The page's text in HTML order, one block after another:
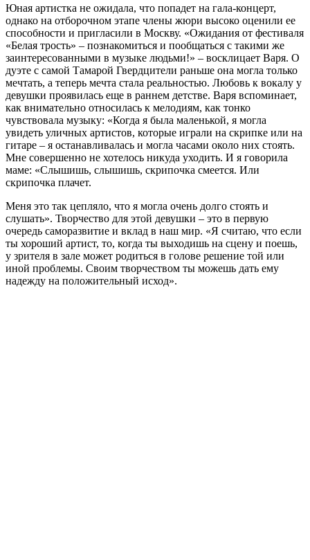
Юная артистка не ожидала, что попадет на гала-концерт,
однако на отборочном этапе члены жюри высоко оценили ее
способности и пригласили в Москву. «Ожидания от фестиваля
«Белая трость» – познакомиться и пообщаться с такими же
заинтересованными в музыке людьми!» – восклицает Варя. О
дуэте с самой Тамарой Гвердцители раньше она могла только
мечтать, а теперь мечта стала реальностью. Любовь к вокалу у
девушки проявилась еще в раннем детстве. Варя вспоминает,
как внимательно относилась к мелодиям, как тонко
чувствовала музыку: «Когда я была маленькой, я могла
увидеть уличных артистов, которые играли на скрипке или на
гитаре – я останавливалась и могла часами около них стоять.
Мне совершенно не хотелось никуда уходить. И я говорила
маме: «Слышишь, слышишь, скрипочка смеется. Или
скрипочка плачет.
Меня это так цепляло, что я могла очень долго стоять и
слушать». Творчество для этой девушки – это в первую
очередь саморазвитие и вклад в наш мир. «Я считаю, что если
ты хороший артист, то, когда ты выходишь на сцену и поешь,
у зрителя в зале может родиться в голове решение той или
иной проблемы. Своим творчеством ты можешь дать ему
надежду на положительный исход».